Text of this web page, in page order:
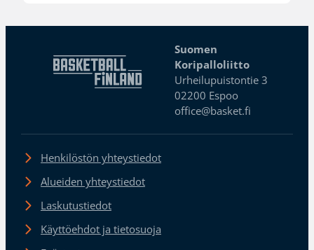
Suomen
Koripalloliitto
Urheilupuistontie 3
02200 Espoo
office@basket.fi
Henkilöstön yhteystiedot
Alueiden yhteystiedot
Laskutustiedot
Käyttöehdot ja tietosuoja